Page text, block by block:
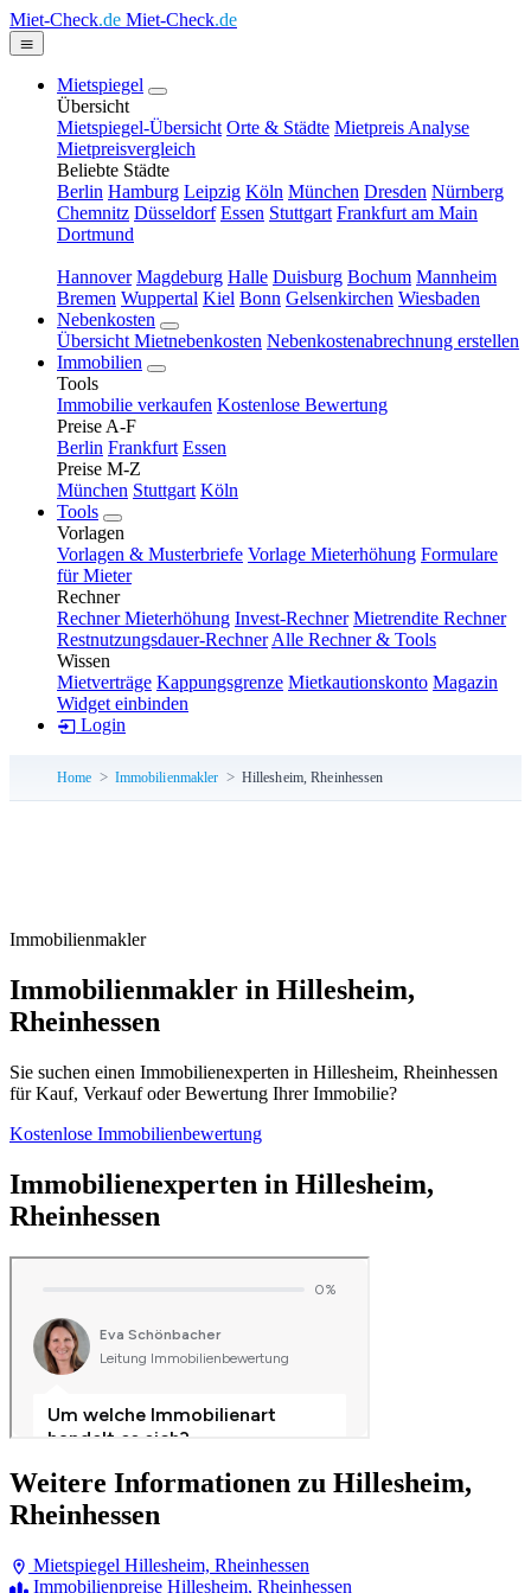
Miet-Check.de Miet-Check.de
Mietspiegel
Übersicht
Mietspiegel-Übersicht Orte & Städte Mietpreis Analyse
Mietpreisvergleich
Beliebte Städte
Berlin Hamburg Leipzig Köln München Dresden Nürnberg
Chemnitz Düsseldorf Essen Stuttgart Frankfurt am Main
Dortmund
Hannover Magdeburg Halle Duisburg Bochum Mannheim
Bremen Wuppertal Kiel Bonn Gelsenkirchen Wiesbaden
Nebenkosten
Übersicht Mietnebenkosten Nebenkostenabrechnung erstellen
Immobilien
Tools
Immobilie verkaufen Kostenlose Bewertung
Preise A-F
Berlin Frankfurt Essen
Preise M-Z
München Stuttgart Köln
Tools
Vorlagen
Vorlagen & Musterbriefe Vorlage Mieterhöhung Formulare
für Mieter
Rechner
Rechner Mieterhöhung Invest-Rechner Mietrendite Rechner
Restnutzungsdauer-Rechner Alle Rechner & Tools
Wissen
Mietverträge Kappungsgrenze Mietkautionskonto Magazin
Widget einbinden
Login
Home Immobilienmakler Hillesheim, Rheinhessen
Immobilienmakler
Immobilienmakler in Hillesheim,
Rheinhessen
Sie suchen einen Immobilienexperten in Hillesheim, Rheinhessen
für Kauf, Verkauf oder Bewertung Ihrer Immobilie?
Kostenlose Immobilienbewertung
Immobilienexperten in Hillesheim,
Rheinhessen
Weitere Informationen zu Hillesheim,
Rheinhessen
Mietspiegel Hillesheim, Rheinhessen
Immobilienpreise Hillesheim, Rheinhessen